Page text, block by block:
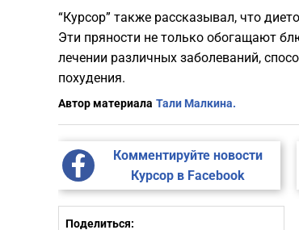
“Курсор” также рассказывал, что
Эти пряности не только обогащают
лечении различных заболеваний,
похудения.
Автор материала Тали Малкина.
Комментируйте новости
Курсор в Facebook
Поделиться: